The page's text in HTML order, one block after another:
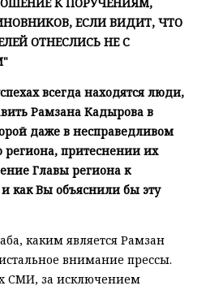
К ПОРУЧЕНИЯМ,
ЕСЛИ ВИДИТ, ЧТО
ОТНЕСЛИСЬ НЕ С
всегда находятся люди,
Рамзана Кадырова в
даже в несправедливом
притеснении их
Главы региона к
как Вы объяснили бы эту
каким является Рамзан
внимание прессы.
СМИ, за исключением